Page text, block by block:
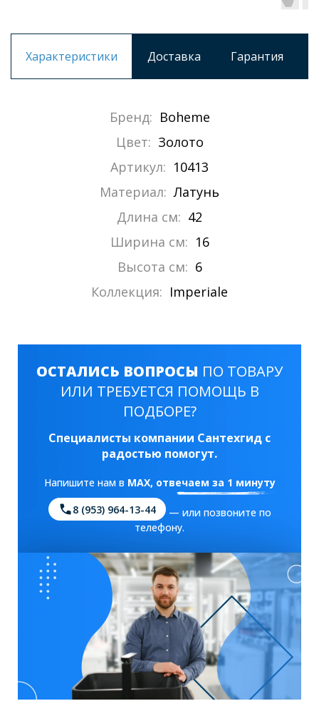
Характеристики Доставка Гарантия
Бренд: Boheme
Цвет: Золото
Артикул: 10413
Материал: Латунь
Длина см: 42
Ширина см: 16
Высота см: 6
Коллекция: Imperiale
ОСТАЛИСЬ ВОПРОСЫ ПО ТОВАРУ
ИЛИ ТРЕБУЕТСЯ ПОМОЩЬ В
ПОДБОРЕ?
Специалисты компании Сантехгид с
радостью помогут.
Напишите нам в MAX, отвечаем за 1 минуту
8 (953) 964-13-44
— или позвоните по
телефону.